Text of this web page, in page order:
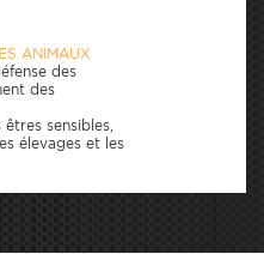
ANIMAUX
des
des
sensibles,
élevages et les